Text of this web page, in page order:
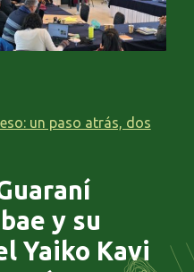
un paso atrás, dos
y su
Yaiko Kavi